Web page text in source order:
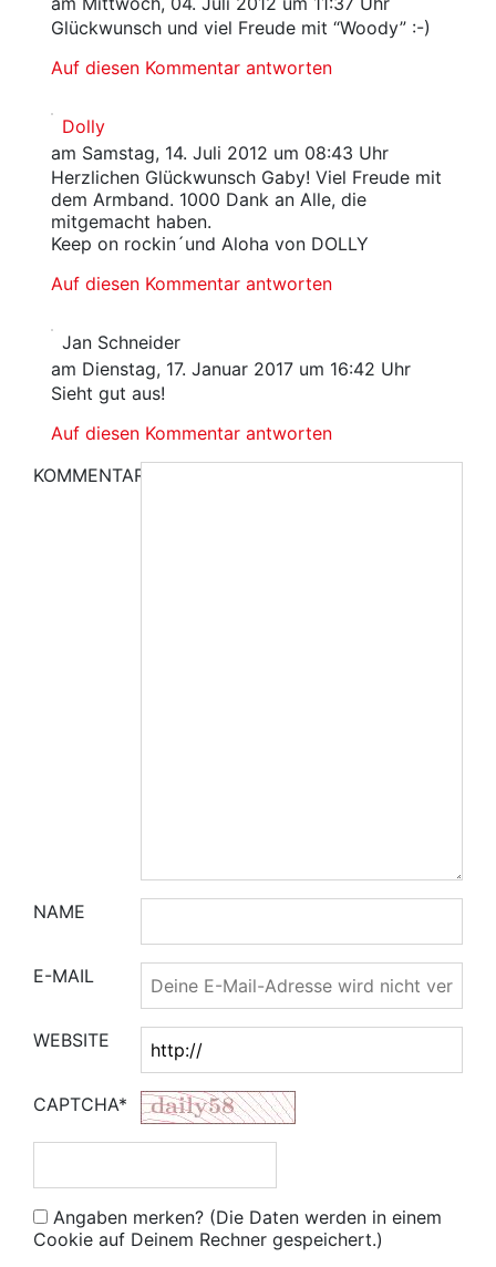
Glückwunsch und viel Freude mit “Woody” :-)
Auf diesen Kommentar antworten
Dolly
am Samstag, 14. Juli 2012 um 08:43 Uhr
Herzlichen Glückwunsch Gaby! Viel Freude mit
dem Armband. 1000 Dank an Alle, die
mitgemacht haben.
Keep on rockin´und Aloha von DOLLY
Auf diesen Kommentar antworten
Jan Schneider
am Dienstag, 17. Januar 2017 um 16:42 Uhr
Sieht gut aus!
Auf diesen Kommentar antworten
KOMMENTAR
NAME
E-MAIL
WEBSITE
CAPTCHA*
Angaben merken? (Die Daten werden in einem
Cookie auf Deinem Rechner gespeichert.)